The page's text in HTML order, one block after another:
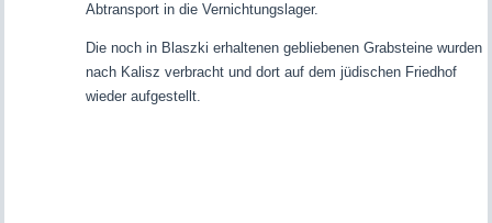
Abtransport in die Vernichtungslager.
Die noch in Blaszki erhaltenen gebliebenen Grabsteine wurden
nach Kalisz verbracht und dort auf dem jüdischen Friedhof
wieder aufgestellt.